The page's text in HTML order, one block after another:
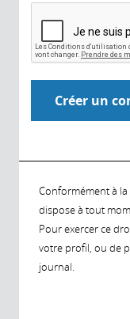
Conformément à la
dispose à tout
Pour exercer ce
votre profil, ou de
journal.